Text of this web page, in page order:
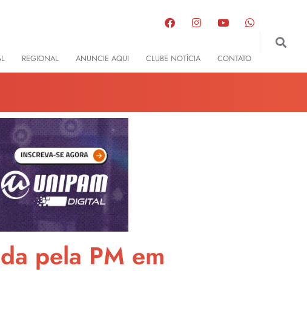
REGIONAL ANUNCIE AQUI CLUBE NOTÍCIA CONTATO
pela PM em